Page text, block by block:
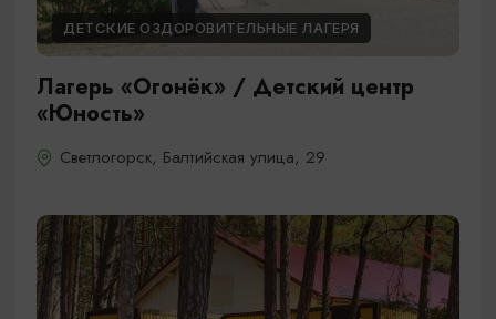
ДЕТСКИЕ ОЗДОРОВИТЕЛЬНЫЕ ЛАГЕРЯ
Лагерь «Огонёк» / Детский центр
«Юность»
Светлогорск, Балтийская улица, 29